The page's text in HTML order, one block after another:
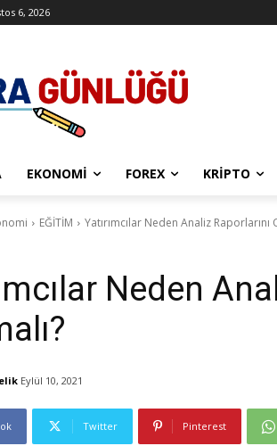
6, 2026
EKONOMI FOREX KRIPTO
EĞİTİM Yatırımcılar Neden Analiz Raporlarını
Neden
Eylül 10, 2021
Twitter Pinterest